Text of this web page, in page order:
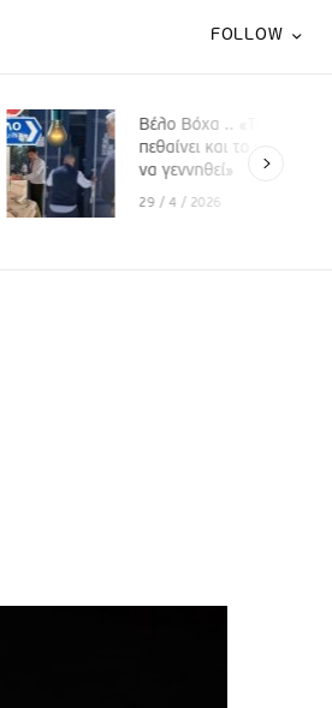
FOLLOW
Βέλο Βόχα .. «Το παλαιό
πεθαίνει και το νέο περιμένει
να γεννηθεί»
29 / 4 / 2026